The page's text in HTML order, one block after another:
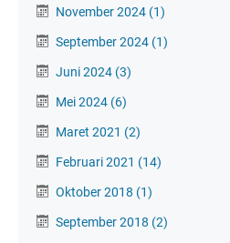
November 2024 (1)
September 2024 (1)
Juni 2024 (3)
Mei 2024 (6)
Maret 2021 (2)
Februari 2021 (14)
Oktober 2018 (1)
September 2018 (2)